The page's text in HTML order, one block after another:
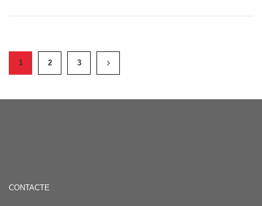
1 2 3
CONTACTE